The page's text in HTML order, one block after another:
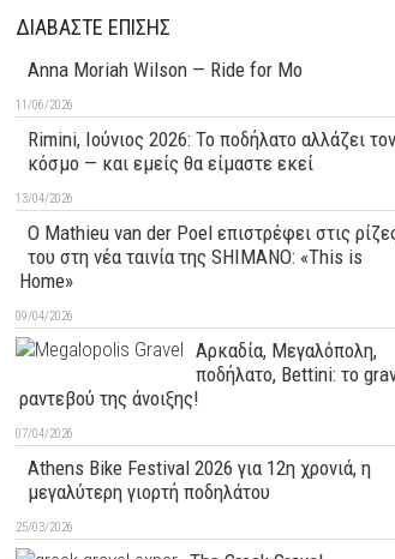
ΔΙΑΒΑΣΤΕ ΕΠΙΣΗΣ
Anna Moriah Wilson — Ride for Mo
11/06/2026
Rimini, Ιούνιος 2026: Το ποδήλατο αλλάζει τον
κόσμο — και εμείς θα είμαστε εκεί
13/04/2026
Ο Mathieu van der Poel επιστρέφει στις
του στη νέα ταινία της SHIMANO: «This is
Home»
09/04/2026
Αρκαδία, Μεγαλόπολη,
ποδήλατο, Bettini: το
ραντεβού της άνοιξης!
07/04/2026
Athens Bike Festival 2026 για 12η χρονιά, η
μεγαλύτερη γιορτή ποδηλάτου
25/03/2026